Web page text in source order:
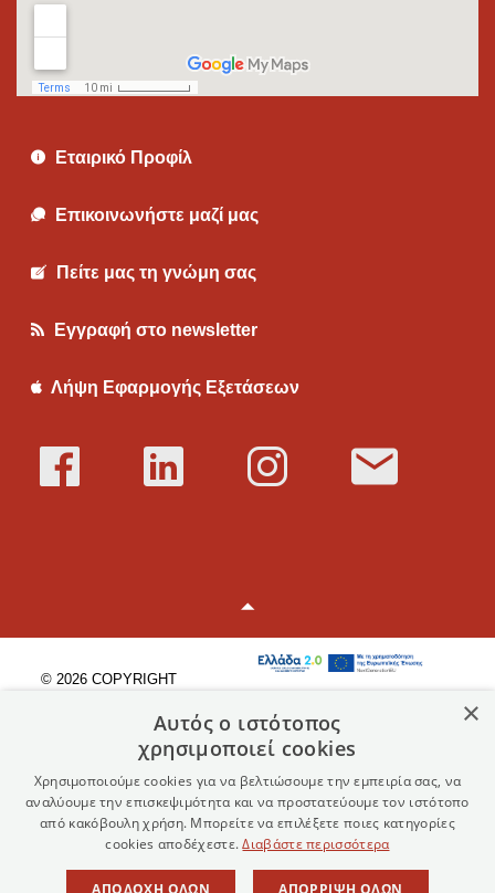
Εταιρικό Προφίλ
Επικοινωνήστε μαζί μας
Πείτε μας τη γνώμη σας
Εγγραφή στο newsletter
Λήψη Εφαρμογής Εξετάσεων
© 2026 COPYRIGHT
Πολιτική Προστασίας
Προσωπικών Δεδομένων
Όροι Χρήσης
Χάρτης Ιστοσελίδας
×
Αυτός ο ιστότοπος
χρησιμοποιεί cookies
Χρησιμοποιούμε cookies για να βελτιώσουμε την εμπειρία σας, να
αναλύουμε την επισκεψιμότητα και να προστατεύουμε τον ιστότοπο
από κακόβουλη χρήση. Μπορείτε να επιλέξετε ποιες κατηγορίες
cookies αποδέχεστε.Διαβάστε περισσότερα
ΑΠΟΔΟΧΉ ΌΛΩΝ ΑΠΌΡΡΙΨΗ ΌΛΩΝ